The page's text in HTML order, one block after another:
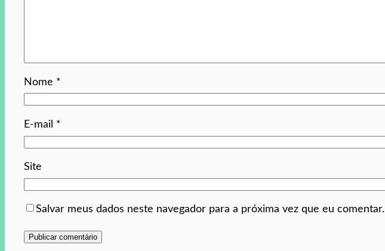
Nome *
E-mail *
Site
Salvar meus dados neste navegador para a próxima vez que eu comentar.